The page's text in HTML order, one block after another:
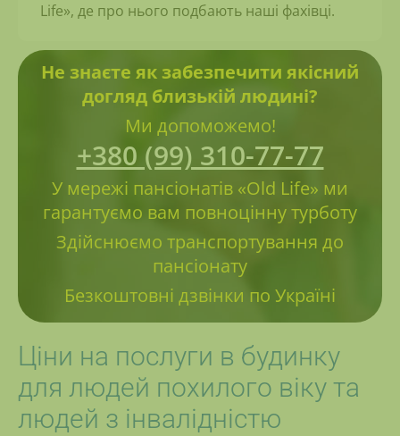
Life», де про нього подбають наші фахівці.
Не знаєте як забезпечити якісний
догляд близькій людині?
Ми допоможемо!
+380 (99) 310-77-77
У мережі пансіонатів «Old Life» ми
гарантуємо вам повноцінну турботу
Здійснюємо транспортування до
пансіонату
Безкоштовні дзвінки по Україні
Ціни на послуги в будинку
для людей похилого віку та
людей з інвалідністю